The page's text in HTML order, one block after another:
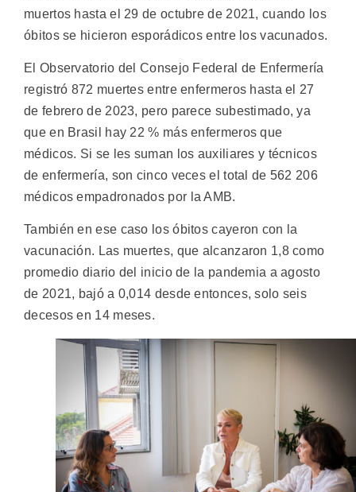
muertos hasta el 29 de octubre de 2021, cuando los
óbitos se hicieron esporádicos entre los vacunados.
El Observatorio del Consejo Federal de Enfermería
registró 872 muertes entre enfermeros hasta el 27
de febrero de 2023, pero parece subestimado, ya
que en Brasil hay 22 % más enfermeros que
médicos. Si se les suman los auxiliares y técnicos
de enfermería, son cinco veces el total de 562 206
médicos empadronados por la AMB.
También en ese caso los óbitos cayeron con la
vacunación. Las muertes, que alcanzaron 1,8 como
promedio diario del inicio de la pandemia a agosto
de 2021, bajó a 0,014 desde entonces, solo seis
decesos en 14 meses.